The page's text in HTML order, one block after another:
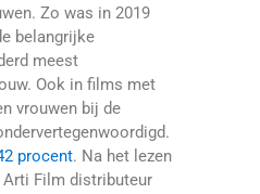
Zo was in 2019
belangrijke
meest
Ook in films met
vrouwen bij de
procent. Na het lezen
Film distributeur